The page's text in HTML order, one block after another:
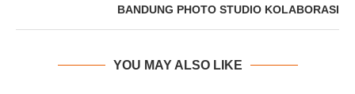
BANDUNG PHOTO STUDIO KOLABORASI
YOU MAY ALSO LIKE